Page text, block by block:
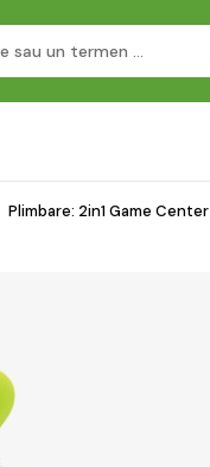
Plimbare: 2in1 Game Center